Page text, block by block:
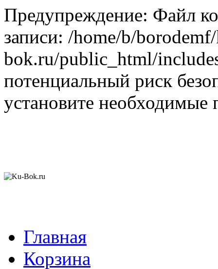
Предупреждение: Файл
записи: /home/b/
bok.ru/public_html/
потенциальный риск
установите необходимые
Главная
Корзина